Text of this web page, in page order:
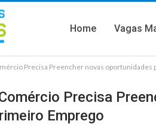
Home Vagas
Precisa Preencher novas
Precisa
Emprego